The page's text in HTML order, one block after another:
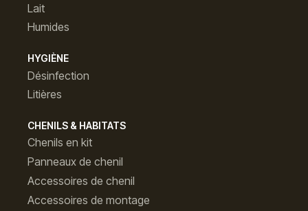
Lait
Humides
HYGIÈNE
Désinfection
Litières
CHENILS & HABITATS
Chenils en kit
Panneaux de chenil
Accessoires de chenil
Accessoires de montage